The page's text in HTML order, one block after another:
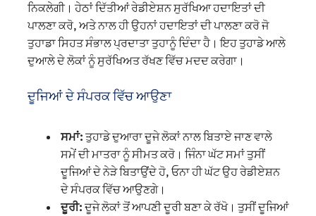
ਨਿਕਲੇਗੀ। ਹੇਠਾਂ ਦਿੱਤੀਆਂ ਰੇਡੀਏਸ਼ਨ ਸੁਰੱਖਿਆ ਹਦਾਇਤਾਂ ਦੀ
ਪਾਲਣਾ ਕਰੋ, ਅਤੇ ਨਾਲ ਹੀ ਉਹਨਾਂ ਹਦਾਇਤਾਂ ਦੀ ਪਾਲਣਾ ਕਰੋ ਜੋ
ਤੁਹਾਡਾ ਸਿਹਤ ਸੰਭਾਲ ਪ੍ਰਦਾਤਾ ਤੁਹਾਨੂੰ ਦਿੰਦਾ ਹੈ। ਇਹ ਤੁਹਾਡੇ ਆਲੇ
ਦੁਆਲੇ ਦੇ ਲੋਕਾਂ ਨੂੰ ਸੁਰੱਖਿਅਤ ਰੱਖਣ ਵਿੱਚ ਮਦਦ ਕਰੇਗਾ।
ਦੂਜਿਆਂ ਦੇ ਸੰਪਰਕ ਵਿੱਚ ਆਉਣਾ
ਸਮਾਂ: ਤੁਹਾਡੇ ਦੁਆਰਾ ਦੂਜੇ ਲੋਕਾਂ ਨਾਲ ਬਿਤਾਏ ਜਾਣ ਵਾਲੇ
ਸਮੇਂ ਦੀ ਮਾਤਰਾ ਨੂੰ ਸੀਮਤ ਕਰੋ। ਜਿੰਨਾ ਘੱਟ ਸਮਾਂ ਤੁਸੀਂ
ਦੂਜਿਆਂ ਦੇ ਨੇੜੇ ਬਿਤਾਉਂਦੇ ਹੋ, ਓਨਾ ਹੀ ਘੱਟ ਉਹ ਰੇਡੀਏਸ਼ਨ
ਦੇ ਸੰਪਰਕ ਵਿੱਚ ਆਉਣਗੇ।
ਦੂਰੀ: ਦੂਜੇ ਲੋਕਾਂ ਤੋਂ ਆਪਣੀ ਦੂਰੀ ਬਣਾ ਕੇ ਰੱਖੋ। ਤੁਸੀਂ ਦੂਜਿਆਂ